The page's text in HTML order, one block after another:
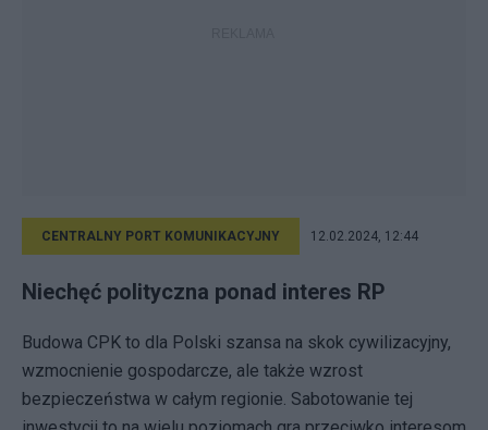
CENTRALNY PORT KOMUNIKACYJNY 12.02.2024, 12:44
Niechęć polityczna ponad interes RP
Budowa CPK to dla Polski szansa na skok cywilizacyjny,
wzmocnienie gospodarcze, ale także wzrost
bezpieczeństwa w całym regionie. Sabotowanie tej